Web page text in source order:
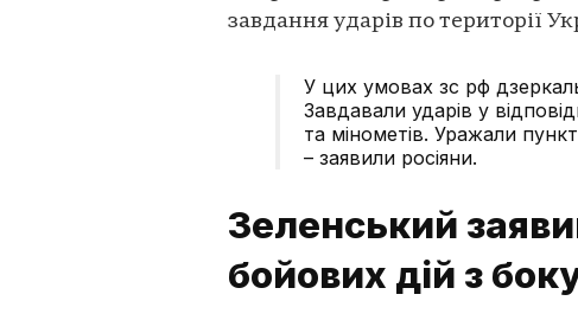
завдання ударів по території
У цих умовах зс рф
Завдавали ударів у
та мінометів. Уражали
– заявили росіяни.
Зеленський
бойових дій з